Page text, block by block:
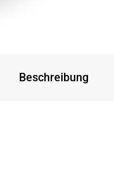
Beschreibung